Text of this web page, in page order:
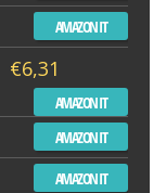
AMAZON IT
€6,31
AMAZON IT
AMAZON IT
AMAZON IT